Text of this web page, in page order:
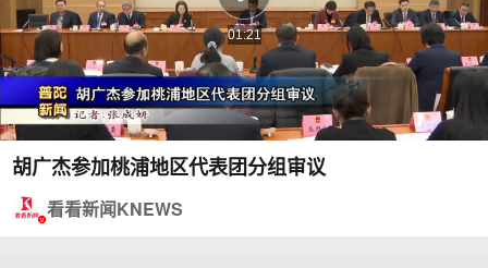
01:21
胡广杰参加桃浦地区代表团分组审议
看看新闻KNEWS